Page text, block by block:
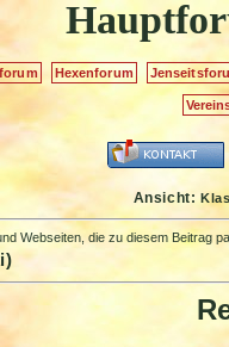
Hexenforum
Ansicht:
Webseiten, die zu diesem Beitrag